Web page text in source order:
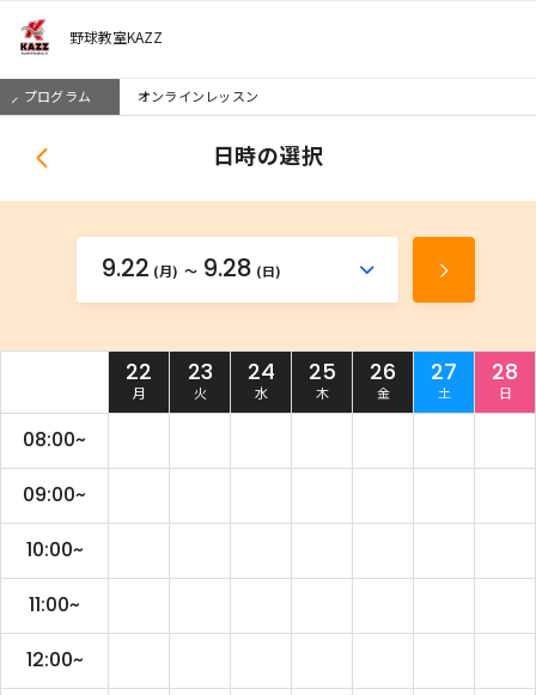
野球教室KAZZ
プログラム オンラインレッスン
日時の選択
9.22 (月)
か9.28 (日)
次
を
見
22
月
23
火
24
水
25
木
26
金
27
土
28
日
08:00~
09:00~
10:00~
11:00~
12:00~